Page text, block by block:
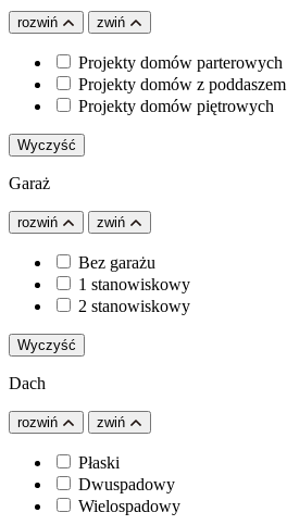
rozwiń zwiń
Projekty domów parterowych
Projekty domów z poddaszem
Projekty domów piętrowych
Wyczyść
Garaż
rozwiń zwiń
Bez garażu
1 stanowiskowy
2 stanowiskowy
Wyczyść
Dach
rozwiń zwiń
Płaski
Dwuspadowy
Wielospadowy